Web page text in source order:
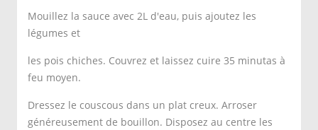
Mouillez la sauce avec 2L d'eau, puis ajoutez les
légumes et
les pois chiches. Couvrez et laissez cuire 35 minutas à
feu moyen.
Dressez le couscous dans un plat creux. Arroser
généreusement de bouillon. Disposez au centre les